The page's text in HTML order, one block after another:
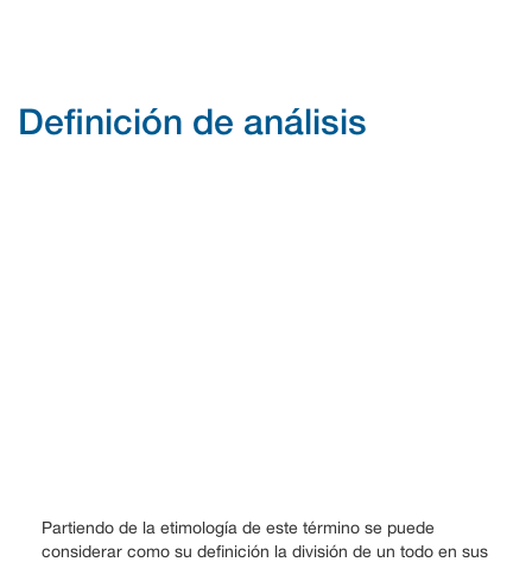
Definición de análisis
Partiendo de la etimología de este término se puede
considerar como su definición la división de un todo en sus